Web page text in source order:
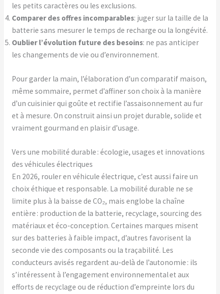
les petits caractères ou les exclusions.
Comparer des offres incomparables: juger sur la taille de la
batterie sans mesurer le temps de recharge ou la longévité.
Oublier l’évolution future des besoins: ne pas anticiper
les changements de vie ou d’environnement.
Pour garder la main, l’élaboration d’un comparatif maison,
même sommaire, permet d’affiner son choix à la manière
d’un cuisinier qui goûte et rectifie l’assaisonnement au fur
et à mesure. On construit ainsi un projet durable, solide et
vraiment gourmand en plaisir d’usage.
Vers une mobilité durable : écologie, usages et innovations
des véhicules électriques
En 2026, rouler en véhicule électrique, c’est aussi faire un
choix éthique et responsable. La mobilité durable ne se
limite plus à la baisse de CO₂, mais englobe la chaîne
entière : production de la batterie, recyclage, sourcing des
matériaux et éco-conception. Certaines marques misent
sur des batteries à faible impact, d’autres favorisent la
seconde vie des composants ou la traçabilité. Les
conducteurs avisés regardent au-delà de l’autonomie : ils
s’intéressent à l’engagement environnemental et aux
efforts de recyclage ou de réduction d’empreinte lors du